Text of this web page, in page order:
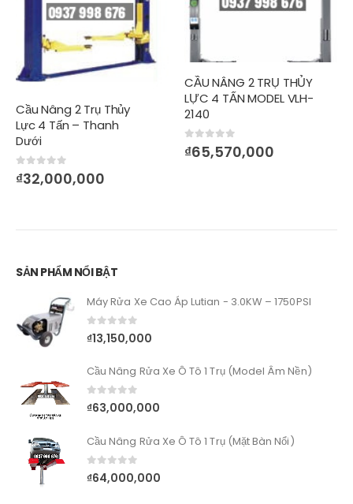
Cầu Nâng 2 Trụ Thủy
Lực 4 Tấn – Thanh
Dưới
0out of 5
₫32,000,000
CẦU NÂNG 2 TRỤ THỦY
LỰC 4 TẤN MODEL VLH-
2140
0out of 5
₫65,570,000
SẢN PHẨM NỔI BẬT
Máy Rửa Xe Cao Áp Lutian - 3.0KW – 1750PSI
0out of 5
₫13,150,000
Cầu Nâng Rửa Xe Ô Tô 1 Trụ (Model Âm Nền)
0out of 5
₫63,000,000
Cầu Nâng Rửa Xe Ô Tô 1 Trụ (Mặt Bàn Nổi)
0out of 5
₫64,000,000